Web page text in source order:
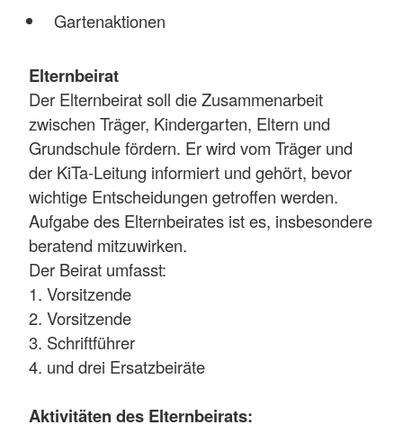
Gartenaktionen
Elternbeirat
Der Elternbeirat soll die Zusammenarbeit
zwischen Träger, Kindergarten, Eltern und
Grundschule fördern. Er wird vom Träger und
der KiTa-Leitung informiert und gehört, bevor
wichtige Entscheidungen getroffen werden.
Aufgabe des Elternbeirates ist es, insbesondere
beratend mitzuwirken.
Der Beirat umfasst:
1. Vorsitzende
2. Vorsitzende
3. Schriftführer
4. und drei Ersatzbeiräte
Aktivitäten des Elternbeirats: